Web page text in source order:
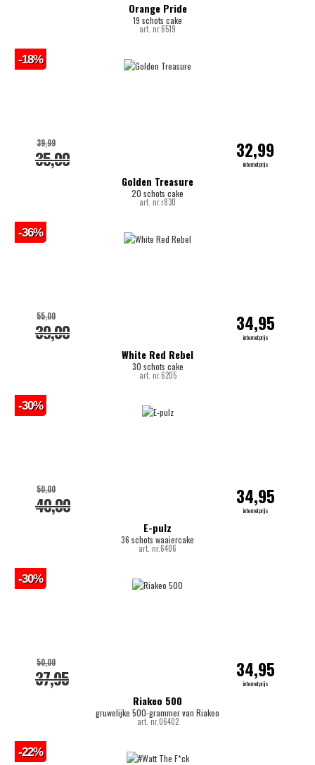
Orange Pride
19 schots cake
art. nr.6519
Golden Treasure
20 schots cake
art. nr.r830
35,00
39,99 32,99
internetprijs
-18%
White Red Rebel
30 schots cake
art. nr.6205
39,00
55,00 34,95
internetprijs
-36%
E-pulz
36 schots waaiercake
art. nr.6406
40,00
50,00 34,95
internetprijs
-30%
Riakeo 500
gruwelijke 500-grammer van Riakeo
art. nr.06402
37,95
50,00 34,95
internetprijs
-30%
-22%